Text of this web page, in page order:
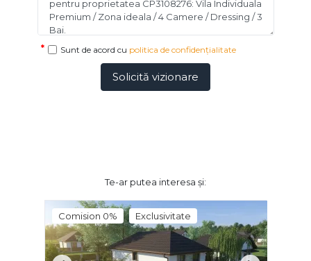
Sunt de acord cu politica de confidențialitate
Solicită vizionare
Te-ar putea interesa și:
Comision 0% Exclusivitate